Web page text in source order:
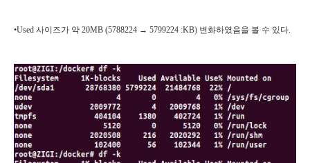
•Used 사이즈가 약 20MB (5788224 → 5799224 :KB) 변화하였음을 볼 수 있다.